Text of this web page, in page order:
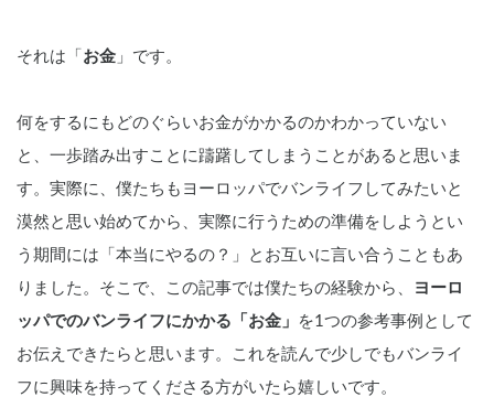
それは「 お金 」です。
何をするにもどのぐらいお金がかかるのかわかっていない
と、一歩踏み出すことに躊躇してしまうことがあると思いま
す。実際に、僕たちもヨーロッパでバンライフしてみたいと
漠然と思い始めてから、実際に行うための準備をしようとい
う期間には「本当にやるの？」とお互いに言い合うこともあ
りました。そこで、この記事では僕たちの経験から、
ヨーロ
ッパでのバンライフにかかる「お金」
を1つの参考事例として
お伝えできたらと思います。これを読んで少しでもバンライ
フに興味を持ってくださる方がいたら嬉しいです。